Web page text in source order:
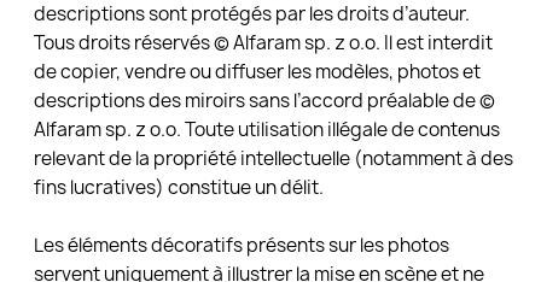
descriptions sont protégés par les droits d’auteur.
Tous droits réservés © Alfaram sp. z o.o. Il est interdit
de copier, vendre ou diffuser les modèles, photos et
descriptions des miroirs sans l’accord préalable de ©
Alfaram sp. z o.o. Toute utilisation illégale de contenus
relevant de la propriété intellectuelle (notamment à des
fins lucratives) constitue un délit.
Les éléments décoratifs présents sur les photos
servent uniquement à illustrer la mise en scène et ne